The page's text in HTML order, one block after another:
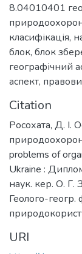
8.04010401
класифікація,
блок, блок
географічний
аспект,
Citation
Росохата, Д. І.
problems of
Ukraine :
наук. кер. О. Г.
Геолого-геогр.
URI